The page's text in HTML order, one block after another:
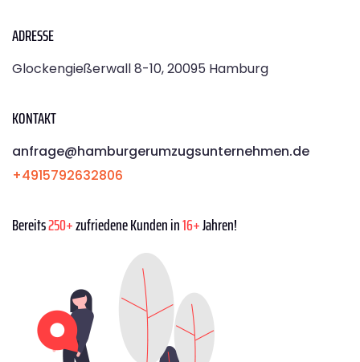
ADRESSE
Glockengießerwall 8-10, 20095 Hamburg
KONTAKT
anfrage@hamburgerumzugsunternehmen.de
+4915792632806
Bereits250+zufriedene Kunden in16+Jahren!